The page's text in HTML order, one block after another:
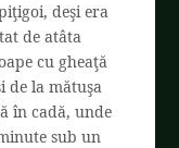
deşi era
de atâta
cu gheaţă
de la mătuşa
în cadă, unde
sub un